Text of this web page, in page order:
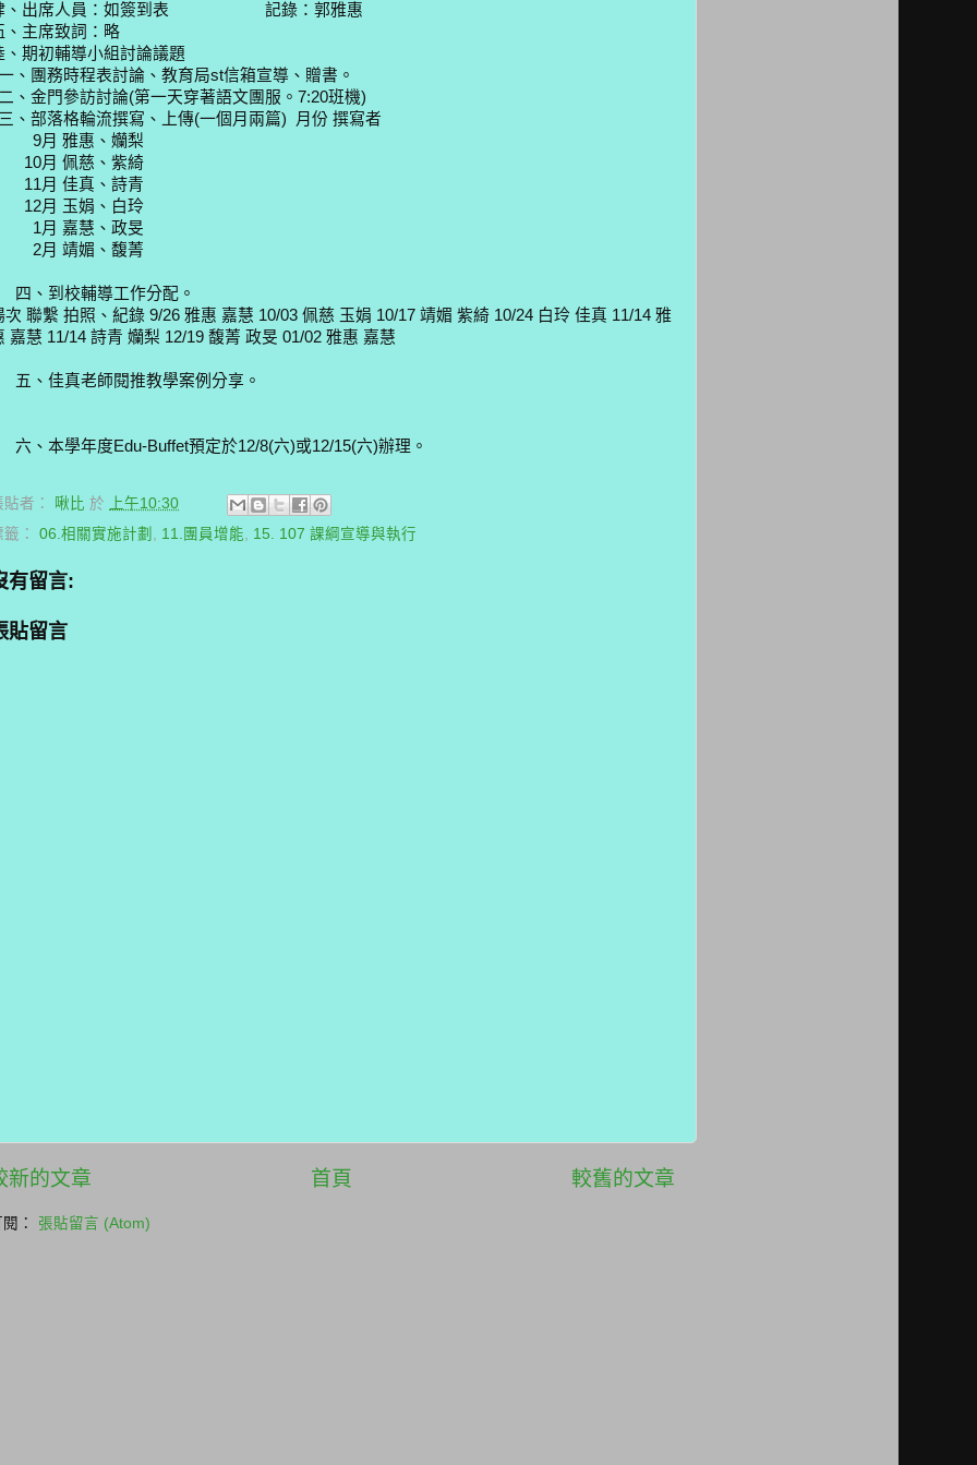
、出席人員：如簽到表 記錄：郭雅惠
、主席致詞：略
、期初輔導小組討論議題
、團務時程表討論、教育局st信箱宣導、贈書。
、金門參訪討論(第一天穿著語文團服。7:20班機)
、部落格輪流撰寫、上傳(一個月兩篇) 月份 撰寫者
月 雅惠、孏梨
月 佩慈、紫綺
月 佳真、詩青
月 玉娟、白玲
月 嘉慧、政旻
月 靖媚、馥菁
、到校輔導工作分配。
次 聯繫 拍照、紀錄 9/26 雅惠 嘉慧 10/03 佩慈 玉娟 10/17 靖媚 紫綺 10/24 白玲 佳真 11/14 雅
嘉慧 11/14 詩青 孏梨 12/19 馥菁 政旻 01/02 雅惠 嘉慧
、佳真老師閱推教學案例分享。
、本學年度Edu-Buffet預定於12/8(六)或12/15(六)辦理。
貼者： 啾比 於
上午10:30
籤： 06.相關實施計劃 11.團員增能 15. 107 課綱宣導與執行
有留言:
貼留言
新的文章 較舊的文章
首頁
： 張貼留言 (Atom)